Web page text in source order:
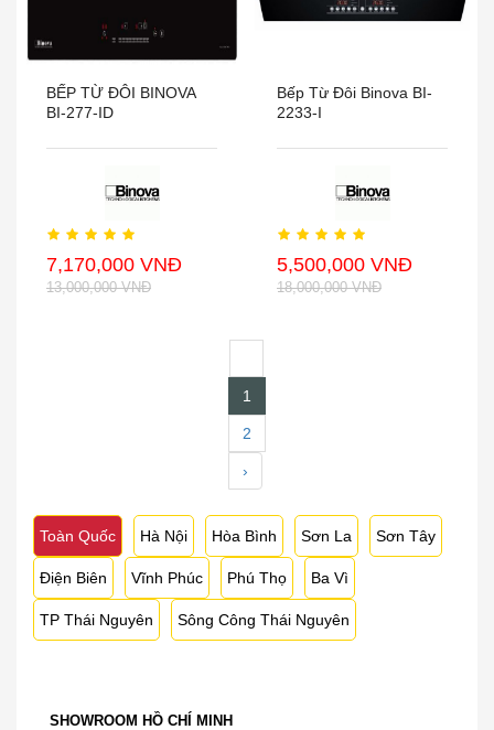
BẾP TỪ ĐÔI BINOVA
BI-277-ID
7,170,000 VNĐ
13,000,000 VNĐ
Bếp Từ Đôi Binova BI-
2233-I
5,500,000 VNĐ
18,000,000 VNĐ
1
2
›
Toàn Quốc Hà Nội Hòa Bình Sơn La Sơn Tây
Điện Biên Vĩnh Phúc Phú Thọ Ba Vì
TP Thái Nguyên Sông Công Thái Nguyên
SHOWROOM HỒ CHÍ MINH